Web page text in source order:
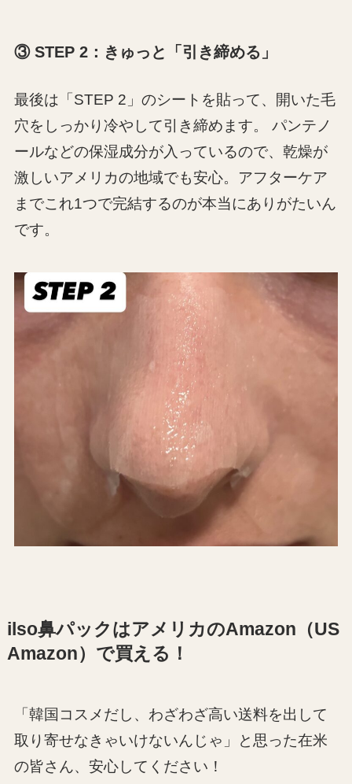
③ STEP 2：きゅっと「引き締める」
最後は「STEP 2」のシートを貼って、開いた毛
穴をしっかり冷やして引き締めます。 パンテノ
ールなどの保湿成分が入っているので、乾燥が
激しいアメリカの地域でも安心。アフターケア
までこれ1つで完結するのが本当にありがたいん
です。
ilso鼻パックはアメリカのAmazon（US
Amazon）で買える！
「韓国コスメだし、わざわざ高い送料を出して
取り寄せなきゃいけないんじゃ」と思った在米
の皆さん、安心してください！